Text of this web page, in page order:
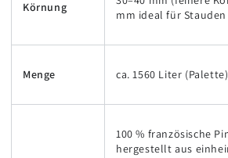
Körnung
mm ideal für
Menge ca. 1560 Liter (Palette)
100 % französische
hergestellt aus